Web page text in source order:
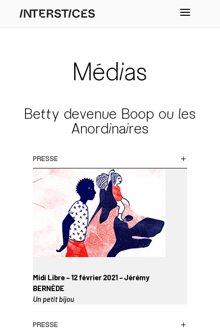
Médias
Betty devenue Boop ou les
Anordinaires
PRESSE
Midi Libre – 12 février 2021 – Jérémy
BERNÈDE
Un petit bijou
PRESSE